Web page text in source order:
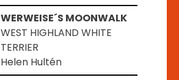
WERWEISE´S MOONWALK
WEST HIGHLAND WHITE
TERRIER
Helen Hultén